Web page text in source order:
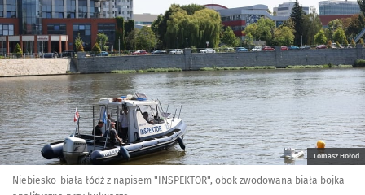
Tomasz Hołod
Niebiesko-biała łódź z napisem "INSPEKTOR", obok zwodowana biała bojka